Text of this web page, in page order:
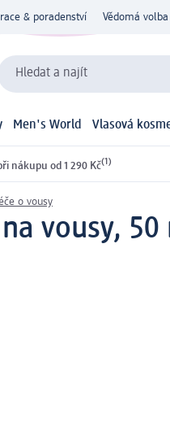
& poradenství Vědomá volba
Hledat a najít
Men's World Vlasová
nákupu od 1 290 Kč(1)
o vousy
vousy, 50